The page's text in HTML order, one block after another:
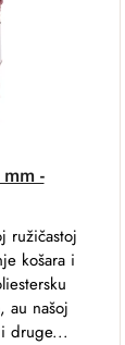
-
ružičastoj
košara i
au našoj
druge...